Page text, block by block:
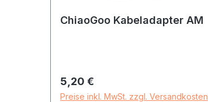
ChiaoGoo Kabeladapter AM
Regulärer Preis:
5,20 €
Preise inkl. MwSt. zzgl. Versandkosten